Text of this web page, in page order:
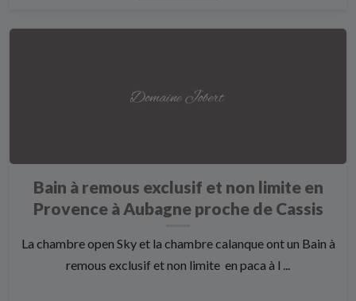
Bain à remous exclusif et non limite en
Provence à Aubagne proche de Cassis
La chambre open Sky et la chambre calanque ont un Bain à
remous exclusif et non limite en paca à l ...